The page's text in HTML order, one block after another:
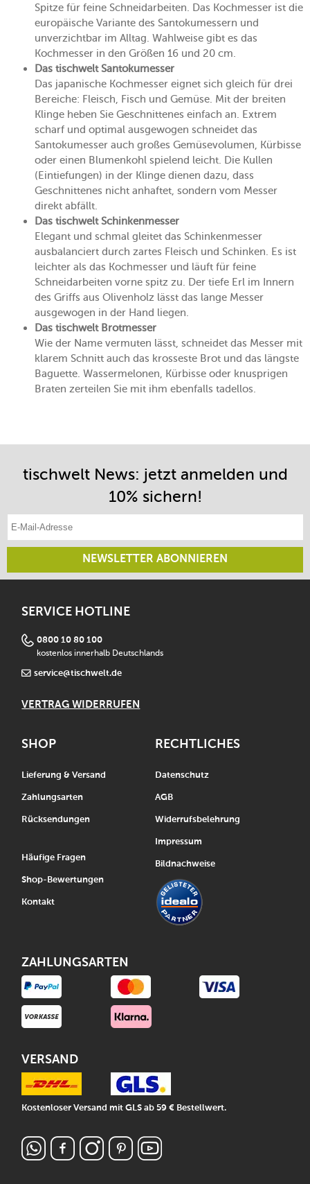
Spitze für feine Schneidarbeiten. Das Kochmesser ist die
europäische Variante des Santokumessern und
unverzichtbar im Alltag. Wahlweise gibt es das
Kochmesser in den Größen 16 und 20 cm.
Das tischwelt Santokumesser
Das japanische Kochmesser eignet sich gleich für drei
Bereiche: Fleisch, Fisch und Gemüse. Mit der breiten
Klinge heben Sie Geschnittenes einfach an. Extrem
scharf und optimal ausgewogen schneidet das
Santokumesser auch großes Gemüsevolumen, Kürbisse
oder einen Blumenkohl spielend leicht. Die Kullen
(Eintiefungen) in der Klinge dienen dazu, dass
Geschnittenes nicht anhaftet, sondern vom Messer
direkt abfällt.
Das tischwelt Schinkenmesser
Elegant und schmal gleitet das Schinkenmesser
ausbalanciert durch zartes Fleisch und Schinken. Es ist
leichter als das Kochmesser und läuft für feine
Schneidarbeiten vorne spitz zu. Der tiefe Erl im Innern
des Griffs aus Olivenholz lässt das lange Messer
ausgewogen in der Hand liegen.
Das tischwelt Brotmesser
Wie der Name vermuten lässt, schneidet das Messer mit
klarem Schnitt auch das krosseste Brot und das längste
Baguette. Wassermelonen, Kürbisse oder knusprigen
Braten zerteilen Sie mit ihm ebenfalls tadellos.
tischwelt News: jetzt anmelden und
10% sichern!
NEWSLETTER ABONNIEREN
SERVICE HOTLINE
0800 10 80 100
kostenlos innerhalb Deutschlands
service@tischwelt.de
VERTRAG WIDERRUFEN
SHOP
Lieferung & Versand
Zahlungsarten
Rücksendungen
Häufige Fragen
Shop-Bewertungen
Kontakt
RECHTLICHES
Datenschutz
AGB
Widerrufsbelehrung
Impressum
Bildnachweise
ZAHLUNGSARTEN
VERSAND
Kostenloser Versand mit GLS ab 59 € Bestellwert.